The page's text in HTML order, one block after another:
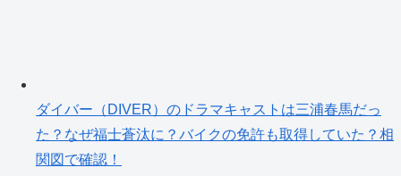
ダイバー（DIVER）のドラマキャストは三浦春馬だっ
た？なぜ福士蒼汰に？バイクの免許も取得していた？相
関図で確認！